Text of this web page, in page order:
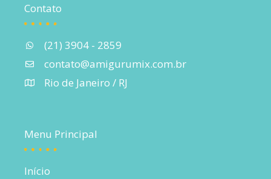
Contato
(21) 3904 - 2859
contato@amigurumix.com.br
Rio de Janeiro / RJ
Menu Principal
Início